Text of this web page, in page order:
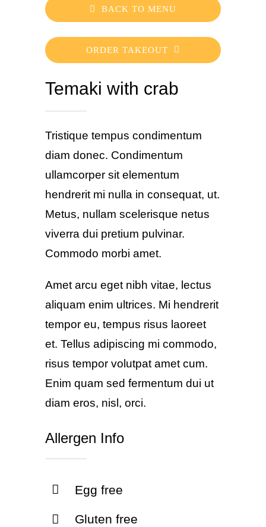
BACK TO MENU
ORDER TAKEOUT
Temaki with crab
Tristique tempus condimentum
diam donec. Condimentum
ullamcorper sit elementum
hendrerit mi nulla in consequat, ut.
Metus, nullam scelerisque netus
viverra dui pretium pulvinar.
Commodo morbi amet.
Amet arcu eget nibh vitae, lectus
aliquam enim ultrices. Mi hendrerit
tempor eu, tempus risus laoreet
et. Tellus adipiscing mi commodo,
risus tempor volutpat amet cum.
Enim quam sed fermentum dui ut
diam eros, nisl, orci.
Allergen Info
Egg free
Gluten free